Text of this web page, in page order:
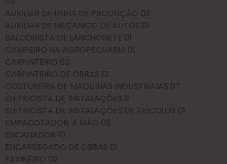
AUXILIAR DE LINHA DE PRODUÇÃO 03
AUXILIAR DE MECANICO DE AUTOS 01
BALCONISTA DE LANCHONETE 01
CAMPEIRO NA AGROPECUÁRIA 01
CARPINTEIRO 02
CARPINTEIRO DE OBRAS 13
COSTUREIRA DE MAQUINAS INDUSTRIAIAS 07
ELETRICISTA DE INSTALAÇÕES 11
ELETRICISTA DE INSTALAÇÕES DE VEÍCULOS 01
EMPACOTADOR, A MÃO 06
ENCANADOR 10
ENCARREGADO DE OBRAS 01
FAXINEIRO 02